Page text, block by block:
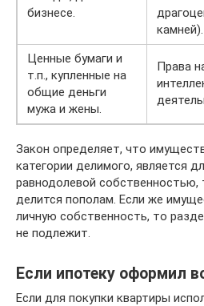
бизнесе.
камней).
Ценные бумаги и
т.п., купленные на
общие деньги
мужа и жены.
Права
Закон определяет, что
категории делимого, является
равнодолевой собственностью,
делится пополам. Если же
личную собственность, то
не подлежит.
Если ипотеку оформил
Если для покупки квартиры